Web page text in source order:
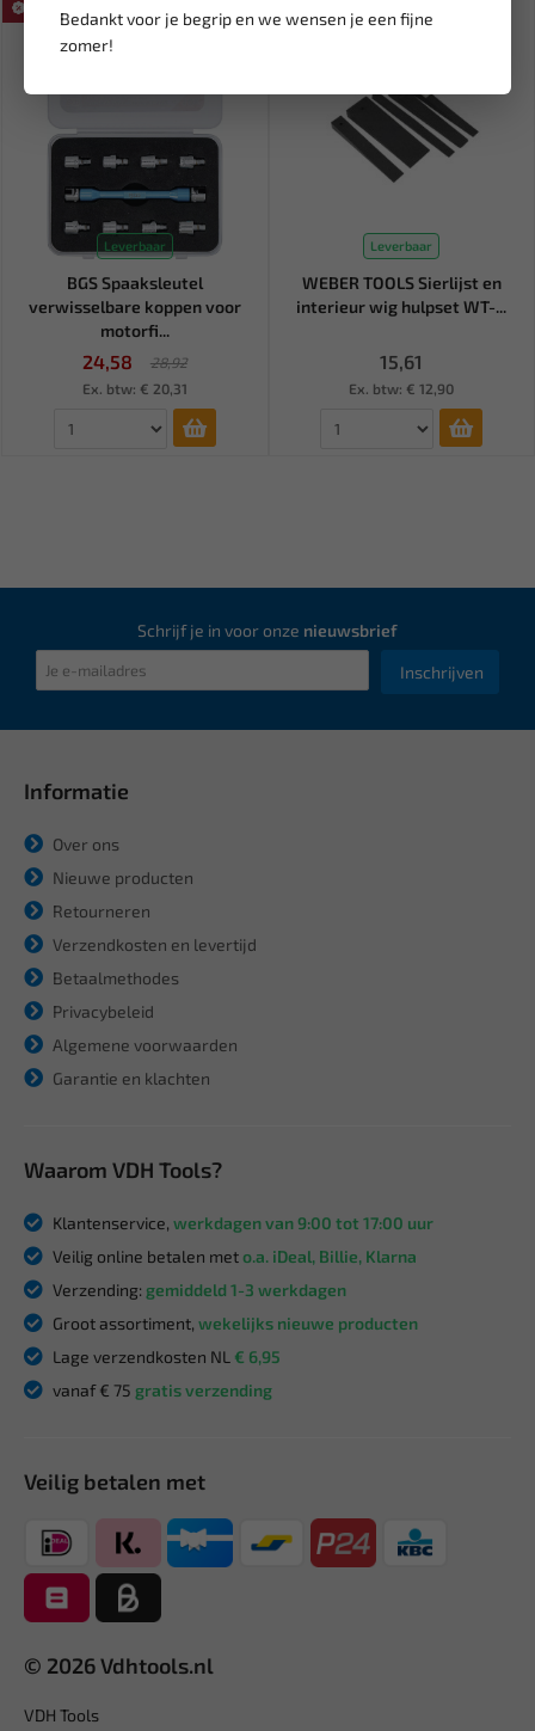
Bedankt voor je begrip en we wensen je een fijne
zomer!
Leverbaar
BGS Spaaksleutel
verwisselbare koppen voor
motorfi...
24,58
28,92
Ex. btw: € 20,31
Leverbaar
WEBER TOOLS Sierlijst en
interieur wig hulpset WT-...
15,61
Ex. btw: € 12,90
Schrijf je in voor onze nieuwsbrief
Inschrijven
Informatie
Over ons
Nieuwe producten
Retourneren
Verzendkosten en levertijd
Betaalmethodes
Privacybeleid
Algemene voorwaarden
Garantie en klachten
Waarom VDH Tools?
Klantenservice, werkdagen van 9:00 tot 17:00 uur
Veilig online betalen meto.a. iDeal, Billie, Klarna
Verzending: gemiddeld 1-3 werkdagen
Groot assortiment, wekelijks nieuwe producten
Lage verzendkosten NL € 6,95
vanaf € 75 gratis verzending
Veilig betalen met
© 2026 Vdhtools.nl
VDH Tools